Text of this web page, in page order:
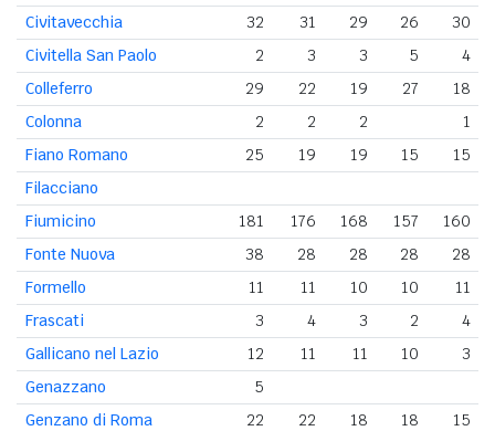
Civitavecchia
32 31 29 26
30
Civitella San Paolo
2 3 3 5
4
Colleferro
29 22 19 27
18
Colonna
2 2 2
1
Fiano Romano
25 19 19 15
15
Filacciano
Fiumicino
181 176 168 157
160
Fonte Nuova
38 28 28 28
28
Formello
11 11 10 10
11
Frascati
3 4 3 2
4
Gallicano nel Lazio
12 11 11 10
3
Genazzano
5
Genzano di Roma
22 22 18 18
15